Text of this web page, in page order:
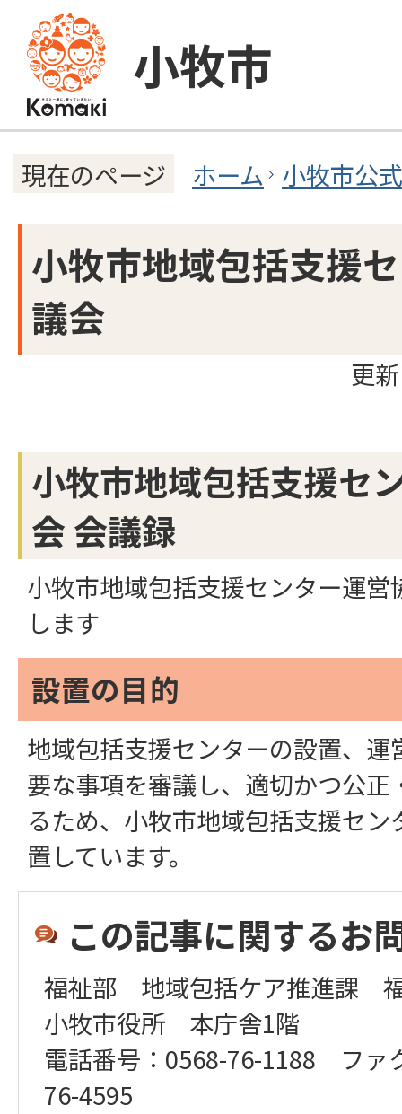
小牧市
現在のページ ホーム 小牧市公
小牧市地域包括支援
議会
更
小牧市地域包括支援セ
会 会議録
小牧市地域包括支援センター運営
します
設置の目的
地域包括支援センターの設置、
要な事項を審議し、適切かつ公
るため、小牧市地域包括支援セ
置しています。
この記事に関するお
福祉部 地域包括ケア推進課
小牧市役所 本庁舎1階
電話番号：0568-76-1188 ファ
76-4595